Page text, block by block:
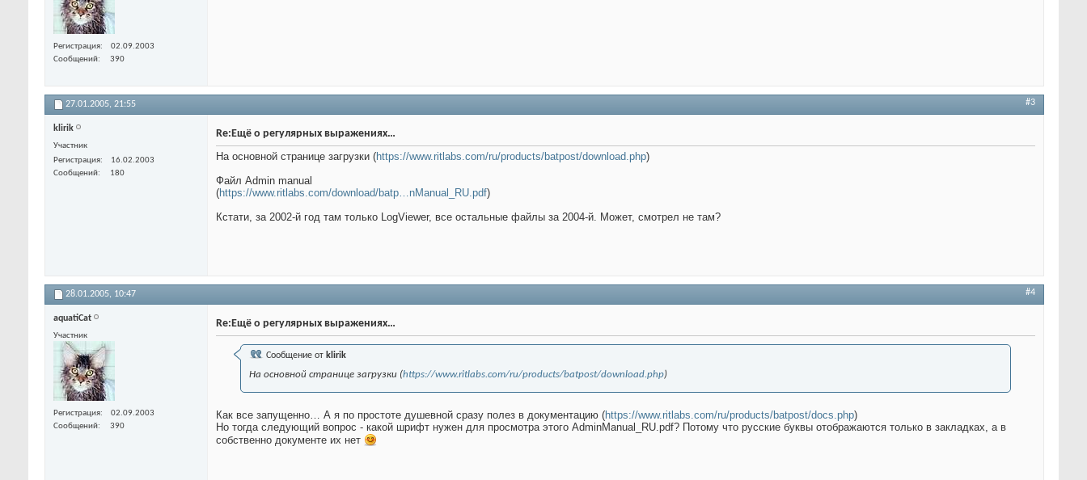
Регистрация
02.09.2003
Сообщений
390
27.01.2005, 21:55 #3
klirik
Участник
Регистрация
16.02.2003
Сообщений
180
Re:Ещё о регулярных выражениях…
На основной странице загрузки (https://www.ritlabs.com/ru/products/batpost/download.php)
Файл Admin manual
(https://www.ritlabs.com/download/batp…nManual_RU.pdf)
Кстати, за 2002-й год там только LogViewer, все остальные файлы за 2004-й. Может, смотрел не там?
28.01.2005, 10:47 #4
aquatiCat
Участник
Регистрация
02.09.2003
Сообщений
390
Re:Ещё о регулярных выражениях…
Сообщение от klirik
На основной странице загрузки (https://www.ritlabs.com/ru/products/batpost/download.php)
Как все запущенно… А я по простоте душевной сразу полез в документацию (https://www.ritlabs.com/ru/products/batpost/docs.php)
Но тогда следующий вопрос - какой шрифт нужен для просмотра этого AdminManual_RU.pdf? Потому что русские буквы отображаются только в закладках, а в
собственно документе их нет